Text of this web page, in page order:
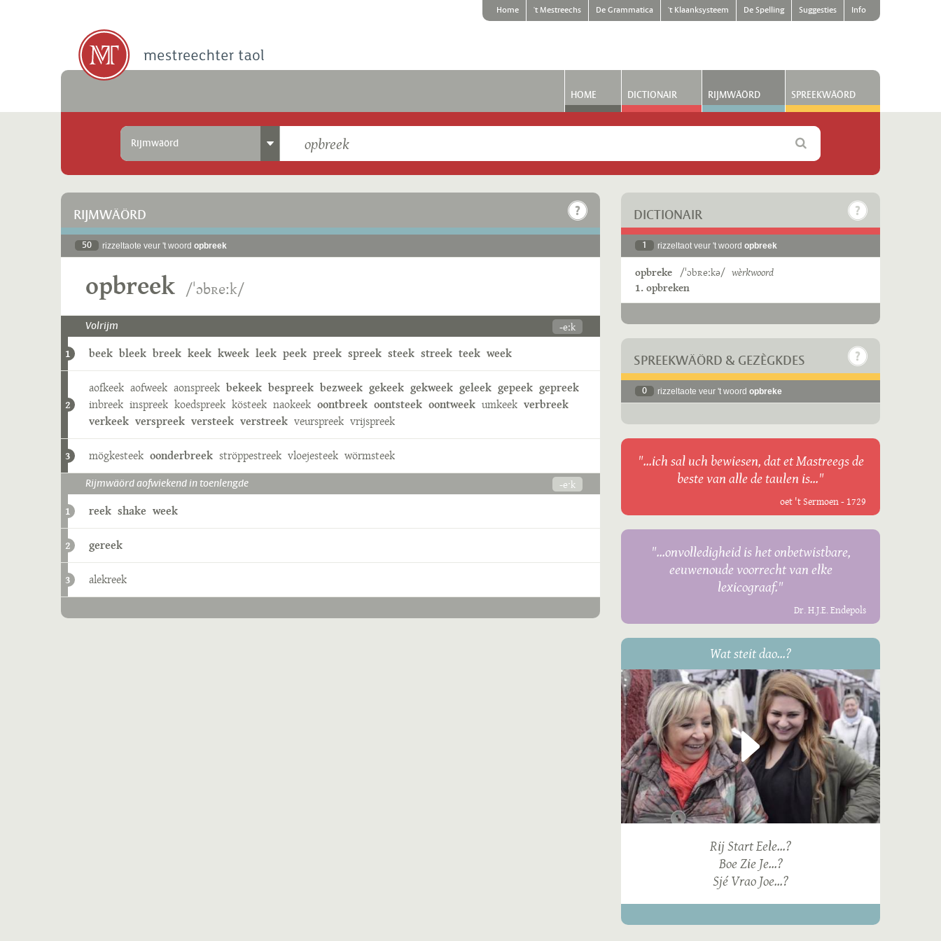
Home 't Mestreechs De Grammatica 't Klaanksysteem De Spelling Suggesties Info
HOME DICTIONAIR RIJMWÄÖRD SPREEKWÄÖRD
Rijmwäörd
RIJMWÄÖRD
50 rizzeltaote veur 't woord opbreek
opbreek /ˈɔbʀeːk/
Volrijm -eːk
1 beek bleek breek keek kweek leek peek preek spreek steek streek teek week
2
aofkeek aofweek aonspreek bekeek bespreek bezweek gekeek gekweek geleek gepeek gepreek
inbreek inspreek koedspreek kösteek naokeek oontbreek oontsteek oontweek umkeek verbreek
verkeek verspreek versteek verstreek veurspreek vrijspreek
3 mögkesteek oonderbreek ströppestreek vloejesteek wörmsteek
Rijmwäörd aofwiekend in toenlengde -eˑk
1 reek shake week
2 gereek
3 alekreek
DICTIONAIR
1 rizzeltaot veur 't woord opbreek
opbreke /ˈɔbʀeːkə/ wèrkwoord
1. opbreken
SPREEKWÄÖRD & GEZÈGKDES
0 rizzeltaote veur 't woord opbreke
"...ich sal uch bewiesen, dat et Mastreegs de
beste van alle de taulen is..."
oet 't Sermoen - 1729
"...onvolledigheid is het onbetwistbare,
eeuwenoude voorrecht van elke
lexicograaf."
Dr. H.J.E. Endepols
Wat steit dao...?
Rij Start Eele...?
Boe Zie Je...?
Sjé Vrao Joe...?